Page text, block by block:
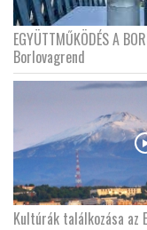
EGYÜTTMŰKÖDÉS A
Borlovagrend
Kultúrák találkozása az